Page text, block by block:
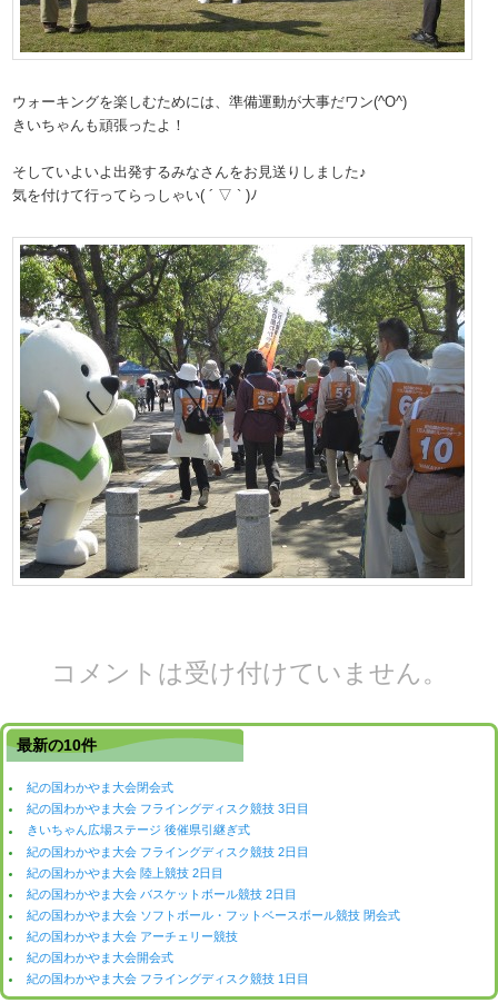
ウォーキングを楽しむためには、準備運動が大事だワン(^O^)
きいちゃんも頑張ったよ！
そしていよいよ出発するみなさんをお見送りしました♪
気を付けて行ってらっしゃい( ´ ▽ ` )ﾉ
コメントは受け付けていません。
最新の10件
紀の国わかやま大会閉会式
紀の国わかやま大会 フライングディスク競技 3日目
きいちゃん広場ステージ 後催県引継ぎ式
紀の国わかやま大会 フライングディスク競技 2日目
紀の国わかやま大会 陸上競技 2日目
紀の国わかやま大会 バスケットボール競技 2日目
紀の国わかやま大会 ソフトボール・フットベースボール競技 閉会式
紀の国わかやま大会 アーチェリー競技
紀の国わかやま大会開会式
紀の国わかやま大会 フライングディスク競技 1日目